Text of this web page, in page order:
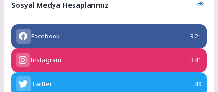
Sosyal Medya Hesaplarımız
Facebook 321
Instagram 341
Twitter 49